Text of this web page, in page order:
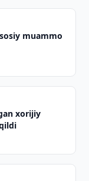
muammo
xorijiy